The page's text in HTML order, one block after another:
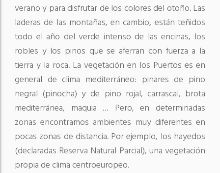
verano y para disfrutar de los colores del otoño. Las
laderas de las montañas, en cambio, están teñidos
todo el año del verde intenso de las encinas, los
robles y los pinos que se aferran con fuerza a la
tierra y la roca. La vegetación en los Puertos es en
general de clima mediterráneo: pinares de pino
negral (pinocha) y de pino rojal, carrascal, brota
mediterránea, maquia … Pero, en determinadas
zonas encontramos ambientes muy diferentes en
pocas zonas de distancia. Por ejemplo, los hayedos
(declaradas Reserva Natural Parcial), una vegetación
propia de clima centroeuropeo.